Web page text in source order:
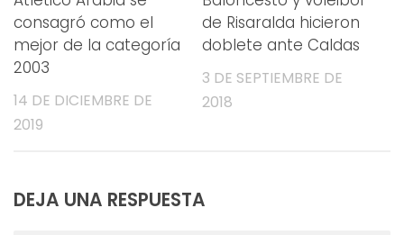
consagró como el
mejor de la categoría
2003
14 DE DICIEMBRE DE
2019
de Risaralda hicieron
doblete ante Caldas
3 DE SEPTIEMBRE DE
2018
DEJA UNA RESPUESTA